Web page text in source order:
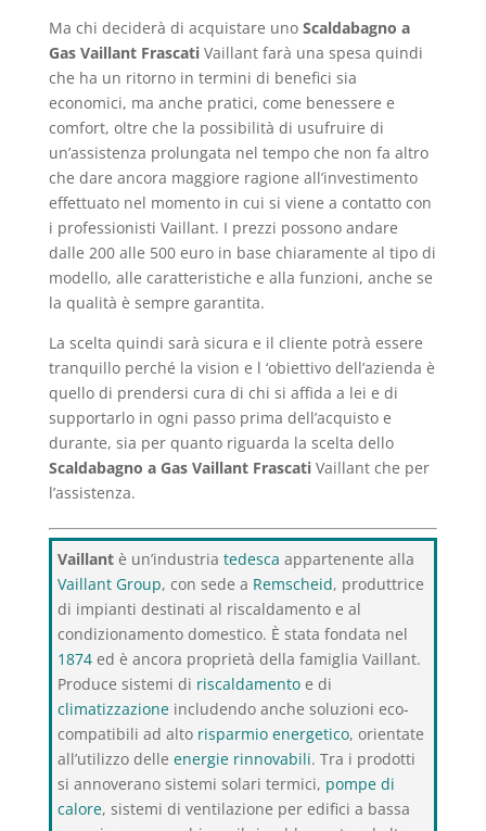
Ma chi deciderà di acquistare uno Scaldabagno a
Gas Vaillant FrascatiVaillant farà una spesa quindi
che ha un ritorno in termini di benefici sia
economici, ma anche pratici, come benessere e
comfort, oltre che la possibilità di usufruire di
un’assistenza prolungata nel tempo che non fa altro
che dare ancora maggiore ragione all’investimento
effettuato nel momento in cui si viene a contatto con
i professionisti Vaillant. I prezzi possono andare
dalle 200 alle 500 euro in base chiaramente al tipo di
modello, alle caratteristiche e alla funzioni, anche se
la qualità è sempre garantita.
La scelta quindi sarà sicura e il cliente potrà essere
tranquillo perché la vision e l ‘obiettivo dell’azienda è
quello di prendersi cura di chi si affida a lei e di
supportarlo in ogni passo prima dell’acquisto e
durante, sia per quanto riguarda la scelta dello
Scaldabagno a Gas Vaillant FrascatiVaillant che per
l’assistenza.
Vaillantè un’industria tedesca appartenente alla
Vaillant Group, con sede a Remscheid, produttrice
di impianti destinati al riscaldamento e al
condizionamento domestico. È stata fondata nel
1874ed è ancora proprietà della famiglia Vaillant.
Produce sistemi di riscaldamentoe di
climatizzazioneincludendo anche soluzioni eco-
compatibili ad alto risparmio energetico, orientate
all’utilizzo delle energie rinnovabili. Tra i prodotti
si annoverano sistemi solari termici, pompe di
calore, sistemi di ventilazione per edifici a bassa